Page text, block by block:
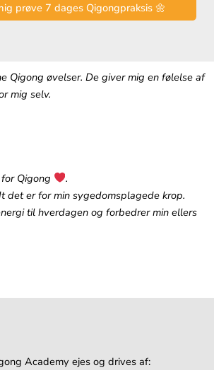
Qigong øvelser. De giver mig en følelse af
mig selv.
Qigong
.‬
det er for min sygedomsplagede krop.
til hverdagen og forbedrer min ellers
Academy ejes og drives af: